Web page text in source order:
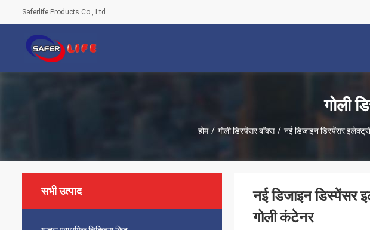
Saferlife Products Co., Ltd.
गोली
होम / गोली डिस्पेंसर बॉक्स / नई डिजाइन डिस्पेंसर
सभी उत्पाद
नई डिजाइन डिस्पेंसर
गोली कंटेनर